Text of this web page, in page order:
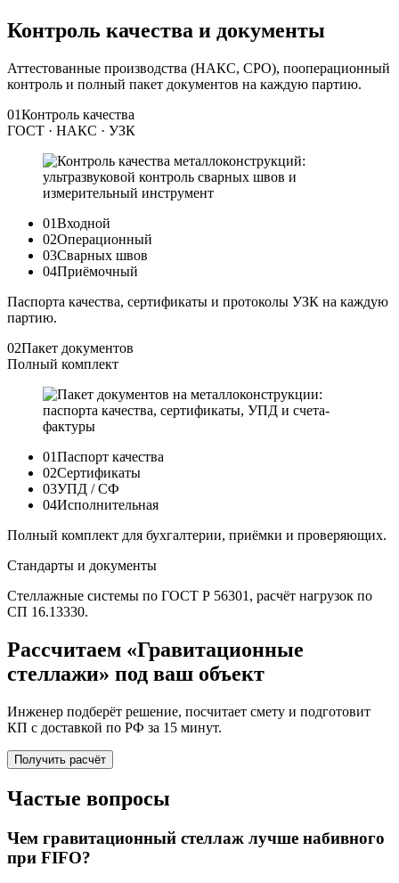
Контроль качества и документы
Аттестованные производства (НАКС, СРО), пооперационный
контроль и полный пакет документов на каждую партию.
01Контроль качества
ГОСТ · НАКС · УЗК
01Входной
02Операционный
03Сварных швов
04Приёмочный
Паспорта качества, сертификаты и протоколы УЗК на каждую
партию.
02Пакет документов
Полный комплект
01Паспорт качества
02Сертификаты
03УПД / СФ
04Исполнительная
Полный комплект для бухгалтерии, приёмки и проверяющих.
Стандарты и документы
Стеллажные системы по ГОСТ Р 56301, расчёт нагрузок по
СП 16.13330.
Рассчитаем «Гравитационные
стеллажи» под ваш объект
Инженер подберёт решение, посчитает смету и подготовит
КП с доставкой по РФ за 15 минут.
Получить расчёт
Частые вопросы
Чем гравитационный стеллаж лучше набивного
при FIFO?